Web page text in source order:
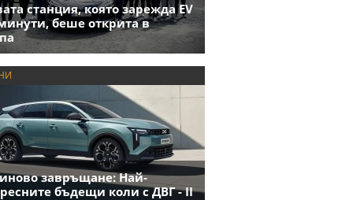
станция, която зарежда EV
беше открита в
завръщане: Най-
бъдещи коли с ДВГ - II